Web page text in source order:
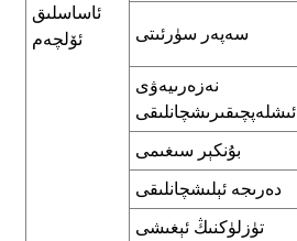
ئاساسلىق
ئۆلچەم
سەپەر سۈرئىتى
نەزەرىيەۋى
ئىشلەپچىقىرىشچانلىقى
بۇنكېر سىغىمى
دەرىجە ئېلىشچانلىقى
تۈزلۈكنىڭ ئېغىشى